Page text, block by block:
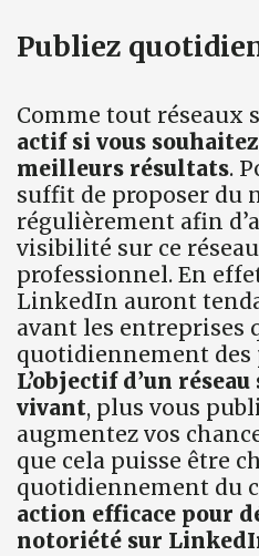
Publiez
Comme tout réseaux
actif si vous
meilleurs résultats.
suffit de proposer du
régulièrement afin
visibilité sur ce
professionnel. En
LinkedIn auront
avant les entreprises
quotidiennement des
L’objectif d’un
vivant, plus vous
augmentez vos
que cela puisse être
quotidiennement du
action efficace pour
notoriété sur